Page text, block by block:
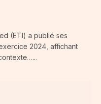
(ETI) a publié ses
2024, affichant